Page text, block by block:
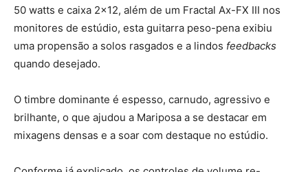
50 watts e caixa 2×12, além de um Fractal Ax-FX III nos
monitores de estúdio, esta guitarra peso-pena exibiu
uma propensão a solos rasgados e a lindos feedbacks
quando desejado.
O timbre dominante é espesso, carnudo, agressivo e
brilhante, o que ajudou a Mariposa a se destacar em
mixagens densas e a soar com destaque no estúdio.